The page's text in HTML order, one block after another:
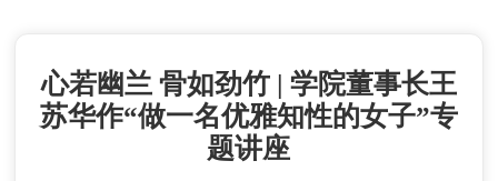
心若幽兰 骨如劲竹 | 学院董事长王
苏华作“做一名优雅知性的女子”专
题讲座